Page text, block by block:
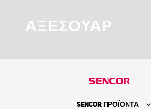
ΑΞΕΣΟΥΆΡ
SENCOR ΠΡΟΪΟΝΤΑ